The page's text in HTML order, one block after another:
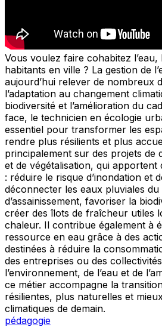
Vous voulez faire cohabitez
habitants en ville ? La gestion de
aujourd’hui relever de nombreux
l’adaptation au changement
biodiversité et l’amélioration du
face, le technicien en écologie
essentiel pour transformer les
rendre plus résilients et plus
principalement sur des projets de
et de végétalisation, qui apportent
: réduire le risque d’inondation et
déconnecter les eaux pluviales du
d’assainissement, favoriser la
créer des îlots de fraîcheur utiles
chaleur. Il contribue également à
ressource en eau grâce à des
destinées à réduire la
des entreprises ou des
l’environnement, de l’eau et de
ce métier accompagne la
résilientes, plus naturelles et
climatiques de demain.
pédagogie